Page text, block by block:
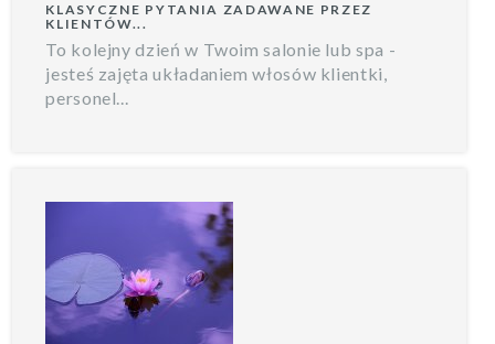
KLASYCZNE PYTANIA ZADAWANE PRZEZ
KLIENTÓW...
To kolejny dzień w Twoim salonie lub spa -
jesteś zajęta układaniem włosów klientki,
personel...